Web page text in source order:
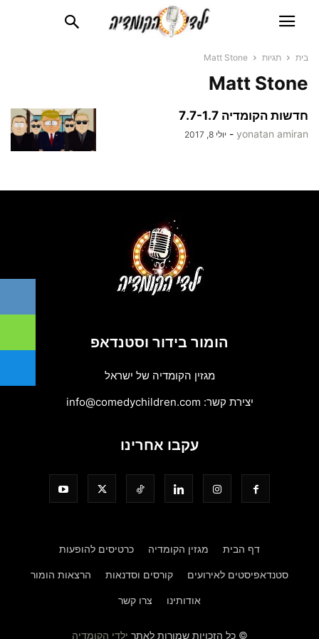
בית תגיות Matt Stone
Matt Stone
חדשות הקומדיה 7.7-1.7
yonatan amiran
- יולי 8, 2017
הומור בידור וסטנדאפ
מגזין הקומדיה של ישראל
יצירת קשר: info@comedychildren.com
עקבו אחרינו
דף הבית מגזין הקומדיה כרטיסים להופעות
סטנדאפיסטים לאירועים קורסים וסדנאות הרצאות הומור
אודותינו צרו קשר
© כל הזכויות שמורות לאתר ילדי הקומדיה